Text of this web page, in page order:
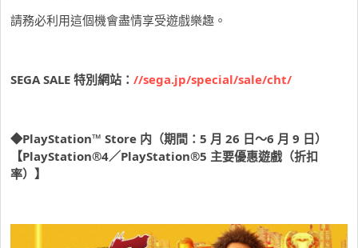
請務必利用這個機會盡情享受遊戲樂趣。
SEGA SALE 特別網站： //sega.jp/special/sale/cht/
◆PlayStation™ Store 内（期間： 5 月 26 日～6 月 9 日）
【PlayStation®4／PlayStation®5 主要優惠遊戲（折扣
率）】